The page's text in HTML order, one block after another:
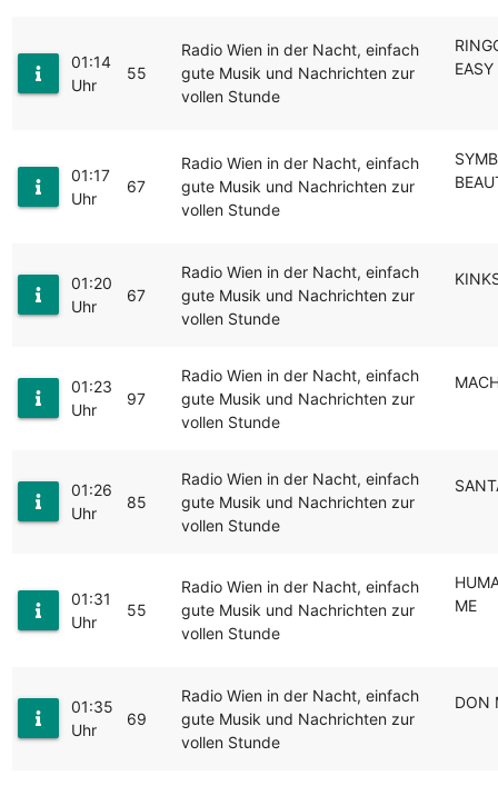
01:14
Uhr
55
Radio Wien in der Nacht, einfach
gute Musik und Nachrichten zur
vollen Stunde
EASY
01:17
Uhr
67
Radio Wien in der Nacht, einfach
gute Musik und Nachrichten zur
vollen Stunde
01:20
Uhr
67
Radio Wien in der Nacht, einfach
gute Musik und Nachrichten zur
vollen Stunde
01:23
Uhr
97
Radio Wien in der Nacht, einfach
gute Musik und Nachrichten zur
vollen Stunde
01:26
Uhr
85
Radio Wien in der Nacht, einfach
gute Musik und Nachrichten zur
vollen Stunde
01:31
Uhr
55
Radio Wien in der Nacht, einfach
gute Musik und Nachrichten zur
vollen Stunde
ME
01:35
Uhr
69
Radio Wien in der Nacht, einfach
gute Musik und Nachrichten zur
vollen Stunde
DON